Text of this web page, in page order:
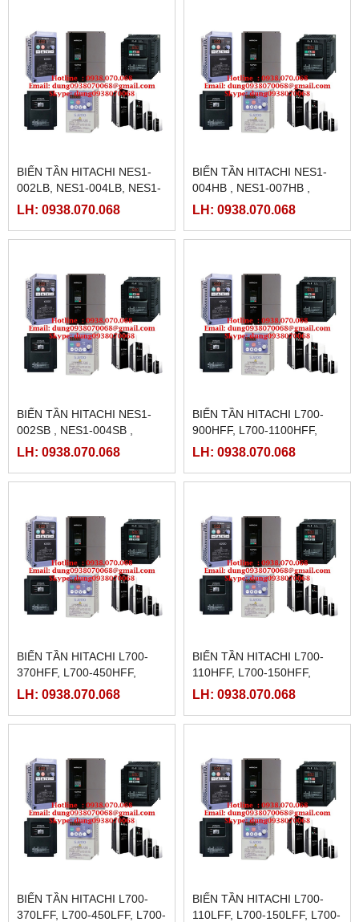
BIẾN TẦN HITACHI NES1-
002LB, NES1-004LB, NES1-
007LB, NES1-015LB, NES1-
LH: 0938.070.068
BIẾN TẦN HITACHI NES1-
004HB , NES1-007HB ,
NES1-015HB , NES1-022HB
LH: 0938.070.068
BIẾN TẦN HITACHI NES1-
002SB , NES1-004SB ,
NES1-007SB , NES1-015SB ,
LH: 0938.070.068
BIẾN TẦN HITACHI L700-
900HFF, L700-1100HFF,
L700-1320HFF, L700-
LH: 0938.070.068
BIẾN TẦN HITACHI L700-
370HFF, L700-450HFF,
L700-550HFF, L700-750HFF,
LH: 0938.070.068
BIẾN TẦN HITACHI L700-
110HFF, L700-150HFF,
L700-185HFF, L700-220HFF,
LH: 0938.070.068
BIẾN TẦN HITACHI L700-
370LFF, L700-450LFF, L700-
BIẾN TẦN HITACHI L700-
110LFF, L700-150LFF, L700-